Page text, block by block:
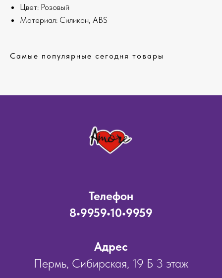
Цвет: Розовый
Материал: Cиликон, ABS
Самые популярные сегодня товары
Телефон
8•9959•10•9959
Адрес
Пермь, Сибирская, 19 Б 3 этаж